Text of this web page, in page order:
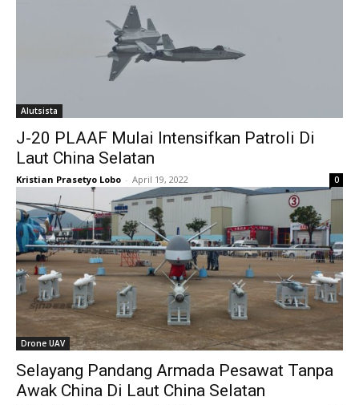
Alutsista
J-20 PLAAF Mulai Intensifkan Patroli Di
Laut China Selatan
Kristian Prasetyo Lobo - April 19, 2022 0
Drone UAV
Selayang Pandang Armada Pesawat Tanpa
Awak China Di Laut China Selatan